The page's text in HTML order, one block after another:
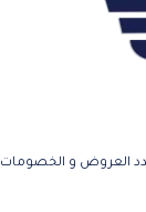
العروض و الخصومات